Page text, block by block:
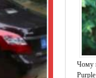
Чому
Purple